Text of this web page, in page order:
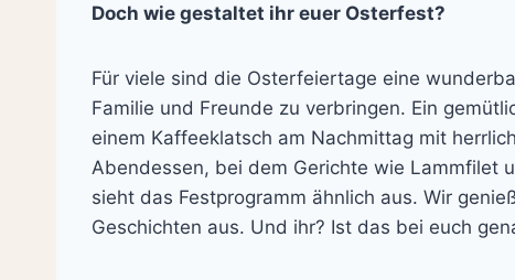
Doch wie gestaltet ihr euer Osterfest?
Für viele sind die Osterfeiertage eine
Familie und Freunde zu verbringen. Ein
einem Kaffeeklatsch am Nachmittag mit
Abendessen, bei dem Gerichte wie Lammfilet
sieht das Festprogramm ähnlich aus. Wir
Geschichten aus. Und ihr? Ist das bei euch